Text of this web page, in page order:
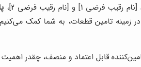
[نام رقیب فرضی 2]،
زمینه تامین قطعات، به شما کمک
قابل اعتماد و منصف، چقدر اهمیت